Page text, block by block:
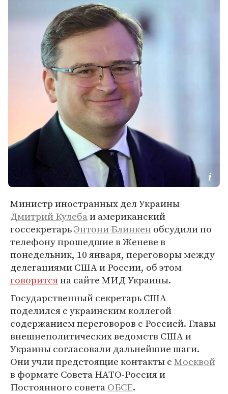
Министр иностранных дел Украины
Дмитрий Кулебаи американский
госсекретарьЭнтони Блинкен обсудили по
телефону прошедшие в Женеве в
понедельник, 10 января, переговоры между
делегациями США и России, об этом
говоритсяна сайте МИД Украины.
Государственный секретарь США
поделился с украинским коллегой
содержанием переговоров с Россией. Главы
внешнеполитических ведомств США и
Украины согласовали дальнейшие шаги.
Они учли предстоящие контакты сМосквой
в формате Совета НАТО-Россия и
Постоянного советаОБСЕ.